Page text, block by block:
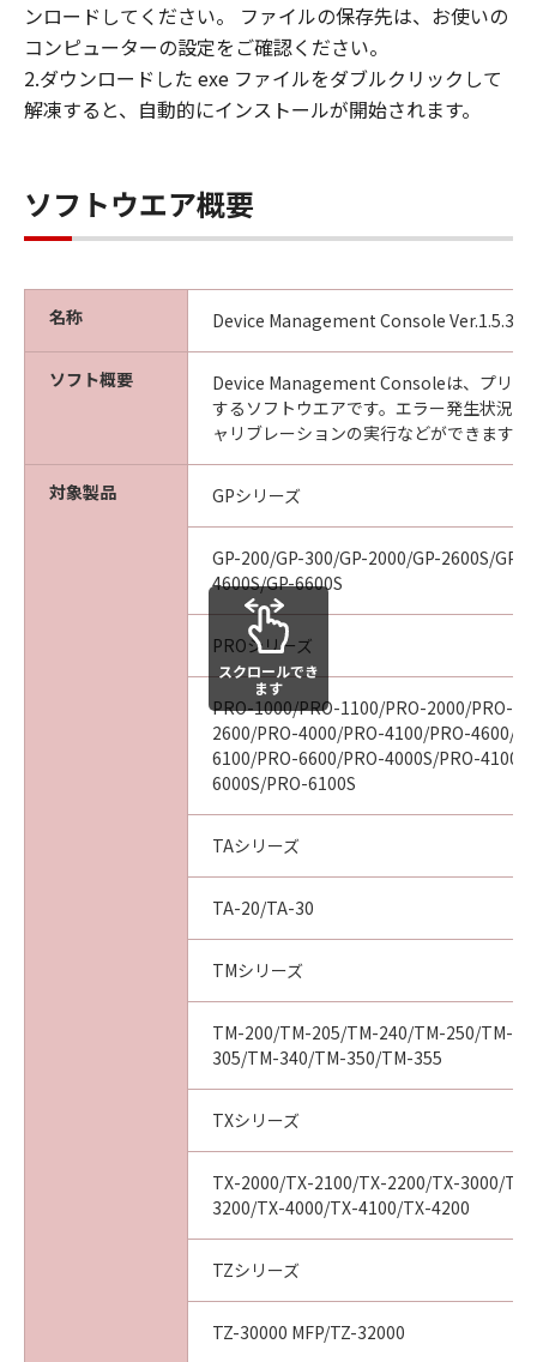
見された場合には、キヤノンは、「メディ
ア」を交換いたします。
保証の否認・免責
(1) 「本ソフトウエア」は、『現状のまま』の
は、「本ソフトウエア」に関して、商品性及び
特定の目的への適合性の保証を含め、いかなる
ないものとします。
(2) キヤノン、キヤノンの関連会社、それらの販
の使用または使用不能から生ずるいかなる損害
（逸失利益及びその他の派生的または付随的な
損害を含むがこれらに限定されない）につい
て、一切の責任を負わないものとします。例
え、キヤノン、キヤノンの関連会社、それらの
(3) キヤノン、キヤノンの関連会社、それらの販
売代理店及び販売店は、「本ソフトウエア」の
使用に起因または関連してお客様と第三者との
間に生じたいかなる紛争についても、一切責任
を負わないものとします。
(4) 以上が、「本ソフトウエア」に関するキヤノ
ン、キヤノンの関連会社、それらの販売代理店
及び販売店のすべての責任であり、お客様の唯
お客様は、日本国政府または関連する外国政府
ウエア」の全部または一部を、直接または間接
に輸出してはなりません。
(1) 本契約は、お客様が「本ソフトウエア」を
インストールされた時点で発効し、下記(2)また
は(3)により終了されるまで有効に存続します。
(2) お客様は、「本ソフトウエア」及びその複
製物のすべてを廃棄及び消去することにより、
本契約を終了させることができます。
(3) キヤノンは、お客様が本契約のいずれかの条
項に違反した場合、直ちに本契約を終了させる
ことができます。
(4) お客様は、上記(3)による本契約の終了後直
べてを廃棄及び消去するものとします。
ンロードしてください。 ファイルの保存先は、お使いの
コンピューターの設定をご確認ください。
2.ダウンロードした exe ファイルをダブルクリックして
解凍すると、自動的にインストールが開始されます。
ソフトウエア概要
名称 Device Management Console Ver.1.5.3
ソフト概要
Device Management Consoleは、プリン
するソフトウエアです。エラー発生状況の
ャリブレーションの実行などができます。
対象製品 GPシリーズ
GP-200/GP-300/GP-2000/GP-2600S/GP-
4600S/GP-6600S
PROシリーズ
PRO-1000/PRO-1100/PRO-2000/PRO-
2600/PRO-4000/PRO-4100/PRO-4600/
6100/PRO-6600/PRO-4000S/PRO-
6000S/PRO-6100S
TAシリーズ
TA-20/TA-30
TMシリーズ
TM-200/TM-205/TM-240/TM-250/TM-
305/TM-340/TM-350/TM-355
TXシリーズ
TX-2000/TX-2100/TX-2200/TX-3000/
3200/TX-4000/TX-4100/TX-4200
TZシリーズ
TZ-30000 MFP/TZ-32000
スクロールでき
ます